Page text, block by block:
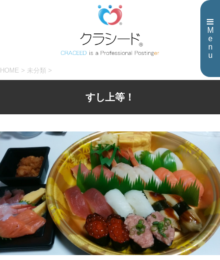
M
e
n
u
HOME > 未分類 >
すし上等！